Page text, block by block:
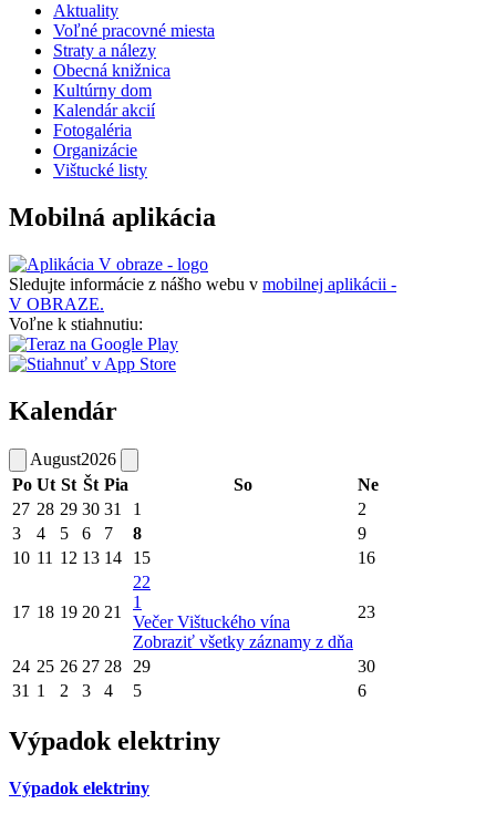
Aktuality
Voľné pracovné miesta
Straty a nálezy
Obecná knižnica
Kultúrny dom
Kalendár akcií
Fotogaléria
Organizácie
Vištucké listy
Mobilná aplikácia
Sledujte informácie z nášho webu v mobilnej aplikácii -
V OBRAZE.
Voľne k stiahnutiu:
Kalendár
August2026
Po Ut St Št Pia So
Ne
27 28 29 30 31 1
2
3
4 5 6 7 8
9
10 11 12 13 14 15 16
17 18 19 20 21
22
1
Večer Vištuckého vína
Zobraziť všetky záznamy z dňa
23
24 25 26 27 28 29
30
31 1 2 3 4 5 6
Výpadok elektriny
Výpadok elektriny